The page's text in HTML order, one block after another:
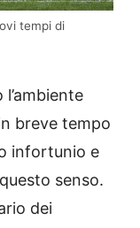
tempi di
breve tempo
infortunio e
senso.
dei